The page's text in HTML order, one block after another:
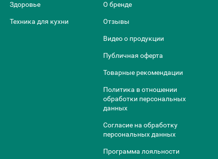
Здоровье
Техника для кухни
О бренде
Отзывы
Видео о продукции
Публичная оферта
Товарные рекомендации
Политика в отношении
обработки персональных
данных
Согласие на обработку
персональных данных
Программа лояльности